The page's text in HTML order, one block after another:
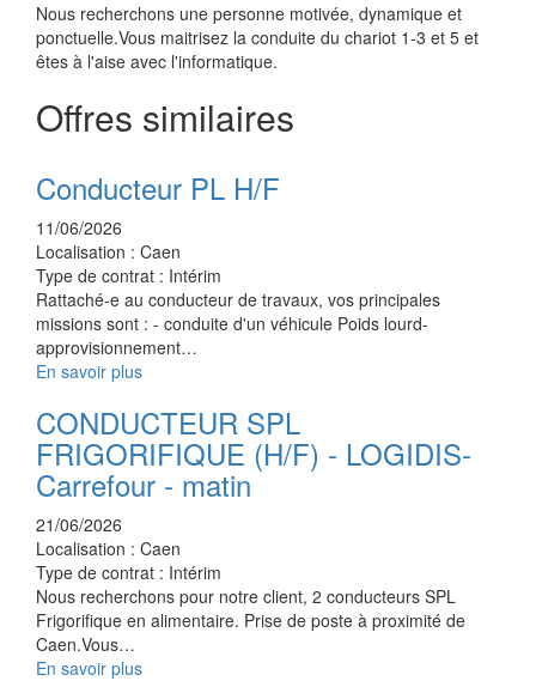
Nous recherchons une personne motivée, dynamique et
ponctuelle.Vous maitrisez la conduite du chariot 1-3 et 5 et
êtes à l'aise avec l'informatique.
Offres similaires
Conducteur PL H/F
11/06/2026
Localisation : Caen
Type de contrat : Intérim
Rattaché-e au conducteur de travaux, vos principales
missions sont : - conduite d'un véhicule Poids lourd-
approvisionnement…
En savoir plus
CONDUCTEUR SPL
FRIGORIFIQUE (H/F) - LOGIDIS-
Carrefour - matin
21/06/2026
Localisation : Caen
Type de contrat : Intérim
Nous recherchons pour notre client, 2 conducteurs SPL
Frigorifique en alimentaire. Prise de poste à proximité de
Caen.Vous…
En savoir plus